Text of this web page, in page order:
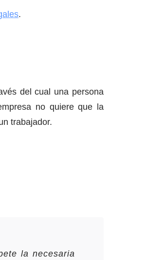
.
del cual una persona
no quiere que la
trabajador.
la necesaria